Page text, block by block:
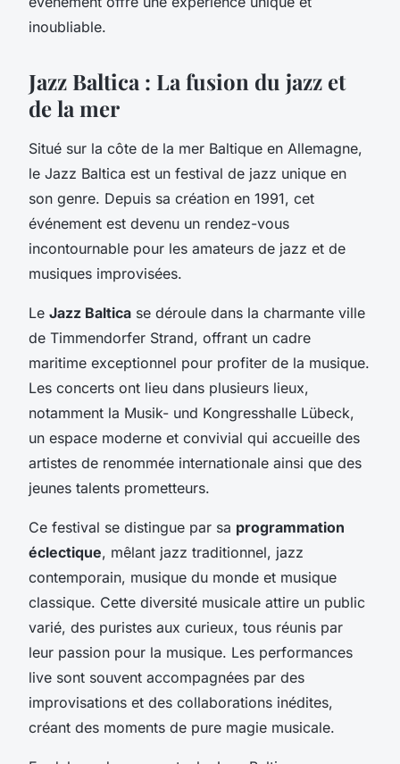
inoubliable.
Jazz Baltica : La fusion du jazz et
de la mer
Situé sur la côte de la mer Baltique en Allemagne,
le Jazz Baltica est un festival de jazz unique en
son genre. Depuis sa création en 1991, cet
événement est devenu un rendez-vous
incontournable pour les amateurs de jazz et de
musiques improvisées.
Le Jazz Baltica se déroule dans la charmante ville
de Timmendorfer Strand, offrant un cadre
maritime exceptionnel pour profiter de la musique.
Les concerts ont lieu dans plusieurs lieux,
notamment la Musik- und Kongresshalle Lübeck,
un espace moderne et convivial qui accueille des
artistes de renommée internationale ainsi que des
jeunes talents prometteurs.
Ce festival se distingue par sa programmation
éclectique, mêlant jazz traditionnel, jazz
contemporain, musique du monde et musique
classique. Cette diversité musicale attire un public
varié, des puristes aux curieux, tous réunis par
leur passion pour la musique. Les performances
live sont souvent accompagnées par des
improvisations et des collaborations inédites,
créant des moments de pure magie musicale.